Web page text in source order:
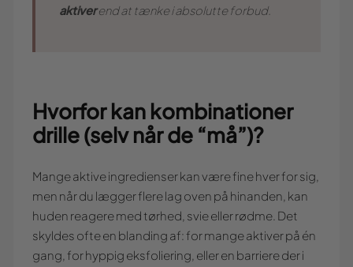
aktiverend at tænke i absolutte forbud.
Hvorfor kan kombinationer
drille (selv når de “må”)?
Mange aktive ingredienser kan være fine hver for sig,
men når du lægger flere lag oven på hinanden, kan
huden reagere med tørhed, svie eller rødme. Det
skyldes ofte en blanding af: for mange aktiver på én
gang, for hyppig eksfoliering, eller en barriere der i